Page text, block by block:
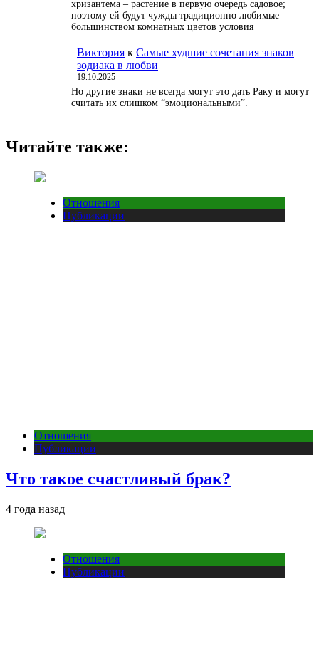
хризантема – растение в первую очередь садовое;
поэтому ей будут чужды традиционно любимые
большинством комнатных цветов условия
Виктория к Самые худшие сочетания знаков
зодиака в любви
19.10.2025
Но другие знаки не всегда могут это дать Раку и могут
считать их слишком “эмоциональными”.
Читайте также:
Отношения
Публикации
Отношения
Публикации
Что такое счастливый брак?
4 года назад
Отношения
Публикации